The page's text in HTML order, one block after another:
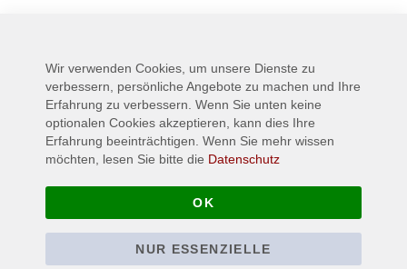
Wir verwenden Cookies, um unsere Dienste zu
verbessern, persönliche Angebote zu machen und Ihre
Erfahrung zu verbessern. Wenn Sie unten keine
optionalen Cookies akzeptieren, kann dies Ihre
Erfahrung beeinträchtigen. Wenn Sie mehr wissen
möchten, lesen Sie bitte die Datenschutz
OK
NUR ESSENZIELLE